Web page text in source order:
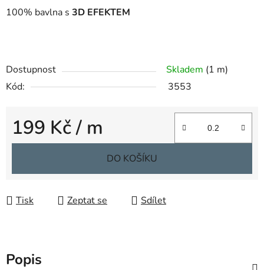
100% bavlna s 3D EFEKTEM
Dostupnost Skladem (1 m)
Kód:
3553
199 Kč/ m
Měrná cena:
DO KOŠÍKU
Tisk Zeptat se Sdílet
Popis